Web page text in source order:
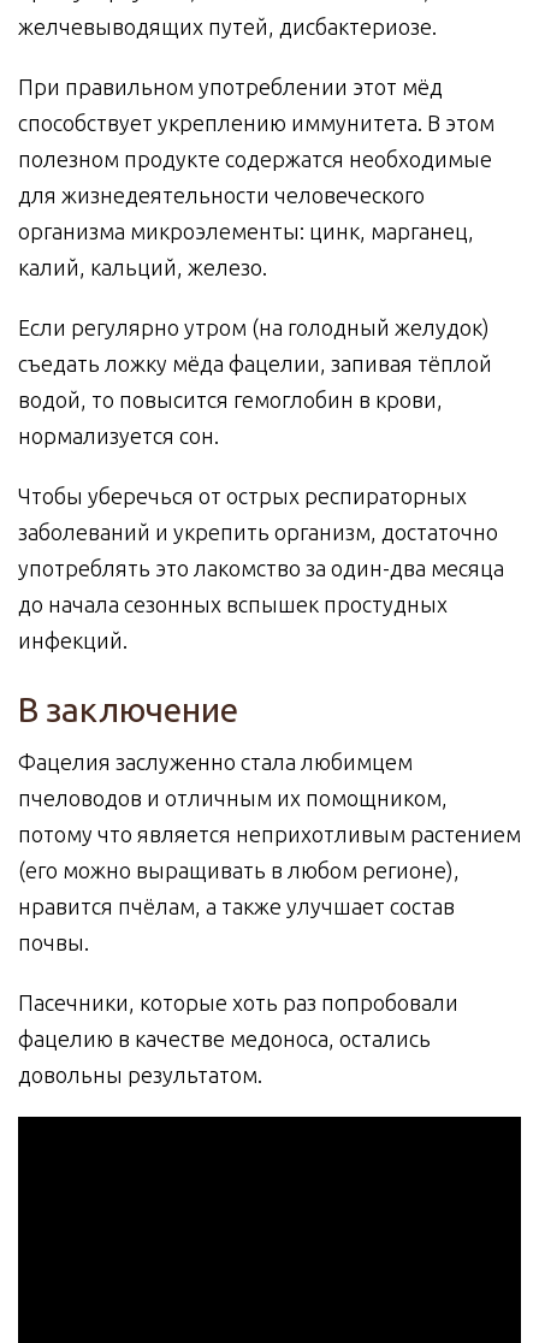
желчевыводящих путей, дисбактериозе.
При правильном употреблении этот мёд
способствует укреплению иммунитета. В этом
полезном продукте содержатся необходимые
для жизнедеятельности человеческого
организма микроэлементы: цинк, марганец,
калий, кальций, железо.
Если регулярно утром (на голодный желудок)
съедать ложку мёда фацелии, запивая тёплой
водой, то повысится гемоглобин в крови,
нормализуется сон.
Чтобы уберечься от острых респираторных
заболеваний и укрепить организм, достаточно
употреблять это лакомство за один-два месяца
до начала сезонных вспышек простудных
инфекций.
В заключение
Фацелия заслуженно стала любимцем
пчеловодов и отличным их помощником,
потому что является неприхотливым растением
(его можно выращивать в любом регионе),
нравится пчёлам, а также улучшает состав
почвы.
Пасечники, которые хоть раз попробовали
фацелию в качестве медоноса, остались
довольны результатом.